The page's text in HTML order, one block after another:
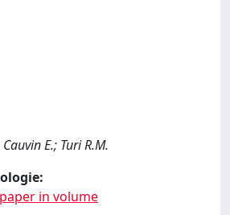
E.; Turi R.M.
in volume